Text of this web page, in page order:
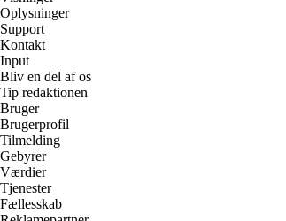
Oplysninger
Support
Kontakt
Input
Bliv en del af os
Tip redaktionen
Bruger
Brugerprofil
Tilmelding
Gebyrer
Værdier
Tjenester
Fællesskab